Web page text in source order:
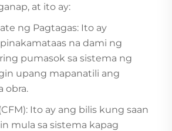
at ito ay:
ng Pagtagas: Ito ay
na dami ng
pumasok sa sistema ng
upang mapanatili ang
obra.
Ito ay ang bilis kung saan
mula sa sistema kapag